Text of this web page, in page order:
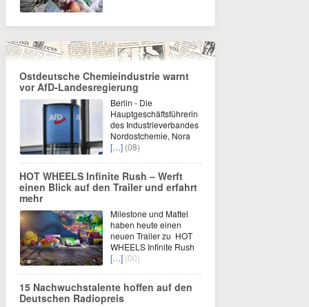
Ostdeutsche Chemieindustrie warnt
vor AfD-Landesregierung
Berlin - Die
Hauptgeschäftsführerin
des Industrieverbandes
Nordostchemie, Nora
[…] (08)
HOT WHEELS Infinite Rush – Werft
einen Blick auf den Trailer und erfahrt
mehr
Milestone und Mattel
haben heute einen
neuen Trailer zu HOT
WHEELS Infinite Rush
[…] (00)
15 Nachwuchstalente hoffen auf den
Deutschen Radiopreis